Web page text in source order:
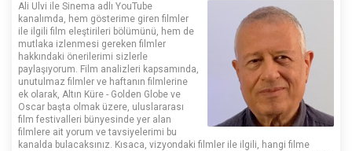
Ali Ulvi ile Sinema adlı YouTube
kanalımda, hem gösterime giren filmler
ile ilgili film eleştirileri bölümünü, hem de
mutlaka izlenmesi gereken filmler
hakkındaki önerilerimi sizlerle
paylaşıyorum. Film analizleri kapsamında,
unutulmaz filmler ve haftanın filmlerine
ek olarak, Altın Küre - Golden Globe ve
Oscar başta olmak üzere, uluslararası
film festivalleri bünyesinde yer alan
filmlere ait yorum ve tavsiyelerimi bu
kanalda bulacaksınız. Kısaca, vizyondaki filmler ile ilgili, hangi filme